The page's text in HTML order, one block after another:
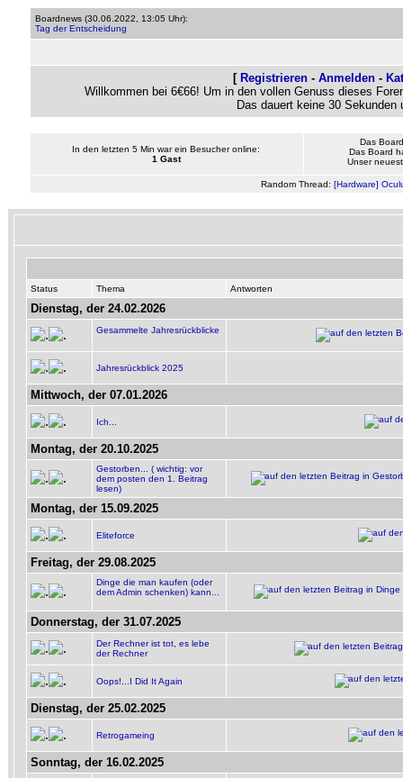
Boardnews (30.06.2022, 13:05 Uhr):
Tag der Entscheidung
[ Registrieren -Anmelden -
Willkommen bei 6€66! Um in den vollen Genuss dieses
Das dauert keine 30
In den letzten 5 Min war ein Besucher online:
1 Gast
Das
Das Board
Unser
Random Thread: [Hardware]
Status Thema Antworten
Dienstag, der 24.02.2026
Gesammelte Jahresrückblicke
Jahresrückblick 2025
Mittwoch, der 07.01.2026
Ich...
Montag, der 20.10.2025
Gestorben... ( wichtig: vor
dem posten den 1. Beitrag
lesen)
Montag, der 15.09.2025
Eliteforce
Freitag, der 29.08.2025
Dinge die man kaufen (oder
dem Admin schenken) kann...
Donnerstag, der 31.07.2025
Der Rechner ist tot, es lebe
der Rechner
Oops!...I Did It Again
Dienstag, der 25.02.2025
Retrogameing
Sonntag, der 16.02.2025